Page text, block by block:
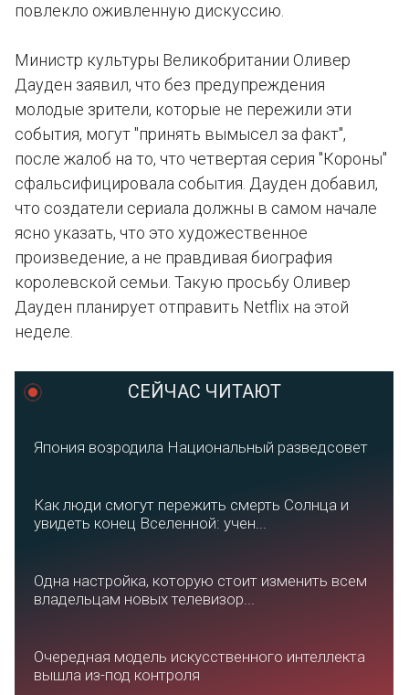
повлекло оживленную дискуссию.
Министр культуры Великобритании Оливер
Дауден заявил, что без предупреждения
молодые зрители, которые не пережили эти
события, могут "принять вымысел за факт",
после жалоб на то, что четвертая серия "Короны"
сфальсифицировала события. Дауден добавил,
что создатели сериала должны в самом начале
ясно указать, что это художественное
произведение, а не правдивая биография
королевской семьи. Такую просьбу Оливер
Дауден планирует отправить Netflix на этой
неделе.
СЕЙЧАС ЧИТАЮТ
Япония возродила Национальный разведсовет
Как люди смогут пережить смерть Солнца и
увидеть конец Вселенной: учен...
Одна настройка, которую стоит изменить всем
владельцам новых телевизор...
Очередная модель искусственного интеллекта
вышла из-под контроля